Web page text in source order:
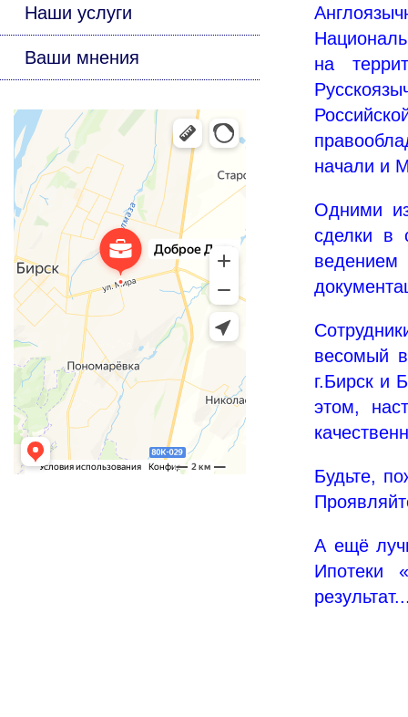
Наши услуги
Ваши мнения
на
начали и
Одними
сделки в
весомый
г.Бирск и
этом,
Будьте,
А ещё
Ипотеки